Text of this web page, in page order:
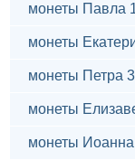
монеты Павла
монеты
монеты Петра 3
монеты
монеты